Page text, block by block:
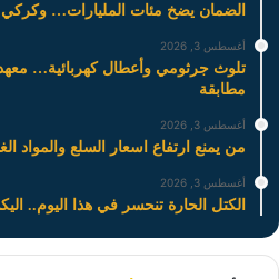
الضمان يضخ مئات المليارات…
أغسطس 3, 2026
تلوث جرثومي وأعطال كهربائية…
مطابقة
أغسطس 3, 2026
من يمنع ارتفاع اسعار السلع والمواد
أغسطس 3, 2026
الكتل الحارة تنحسر في هذا اليوم..